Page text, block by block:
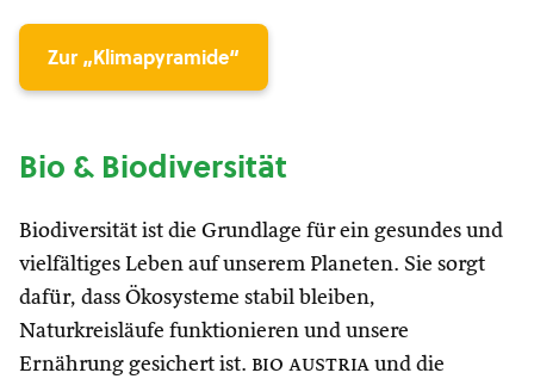
Zur „Klimapyramide“
Bio & Biodiversität
Biodiversität ist die Grundlage für ein gesundes und
vielfältiges Leben auf unserem Planeten. Sie sorgt
dafür, dass Ökosysteme stabil bleiben,
Naturkreisläufe funktionieren und unsere
Ernährung gesichert ist. bio austria und die